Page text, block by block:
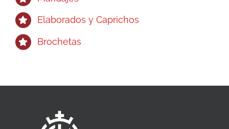
Elaborados y Caprichos
Brochetas